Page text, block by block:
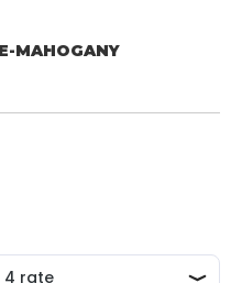
MAHOGANY